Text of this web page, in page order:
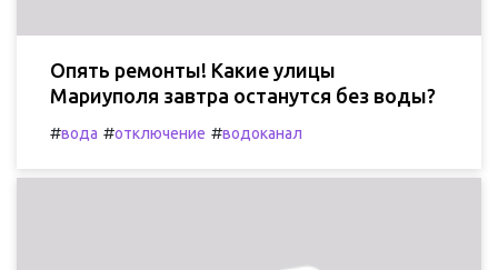
Опять ремонты! Какие улицы
Мариуполя завтра останутся без воды?
#вода #отключение #водоканал